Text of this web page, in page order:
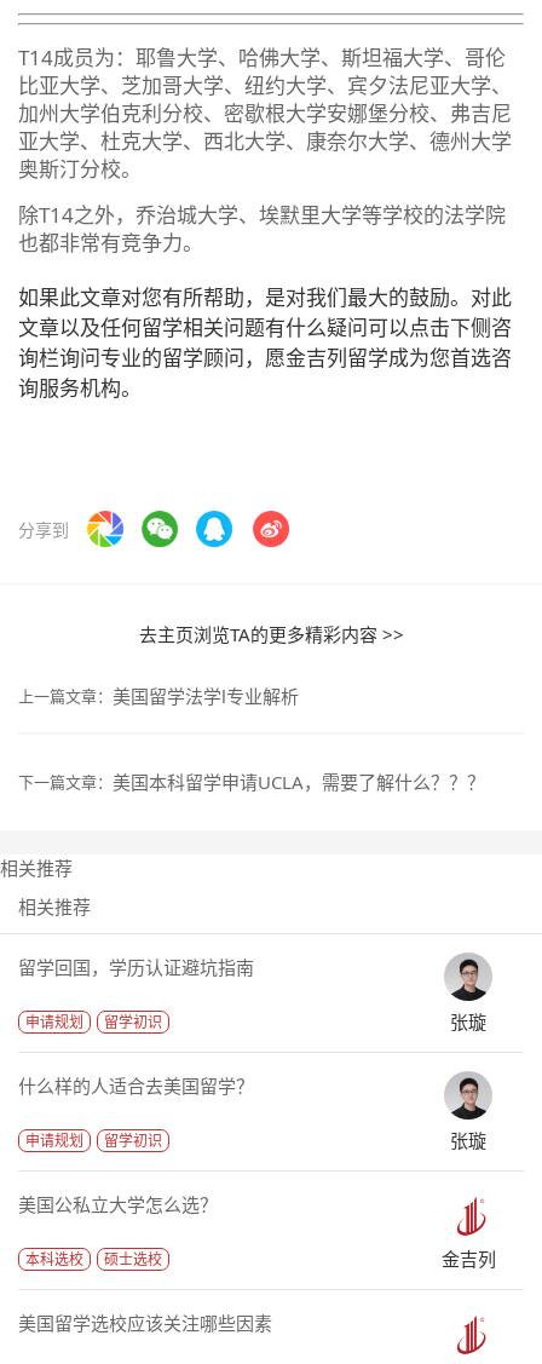
T14成员为：耶鲁大学、哈佛大学、斯坦福大学、哥伦
比亚大学、芝加哥大学、纽约大学、宾夕法尼亚大学、
加州大学伯克利分校、密歇根大学安娜堡分校、弗吉尼
亚大学、杜克大学、西北大学、康奈尔大学、德州大学
奥斯汀分校。
除T14之外，乔治城大学、埃默里大学等学校的法学院
也都非常有竞争力。
如果此文章对您有所帮助，是对我们最大的鼓励。对此
文章以及任何留学相关问题有什么疑问可以点击下侧咨
询栏询问专业的留学顾问，愿金吉列留学成为您首选咨
询服务机构。
分享到
去主页浏览TA的更多精彩内容 >>
上一篇文章： 美国留学法学l专业解析
下一篇文章： 美国本科留学申请UCLA，需要了解什么？？？
相关推荐
相关推荐
留学回国，学历认证避坑指南
申请规划 留学初识 张璇
什么样的人适合去美国留学？
申请规划 留学初识 张璇
美国公私立大学怎么选？
本科选校 硕士选校 金吉列
美国留学选校应该关注哪些因素